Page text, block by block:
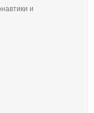
и